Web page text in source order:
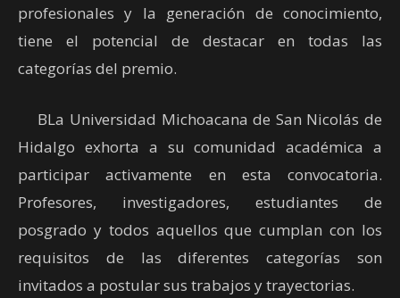
profesionales y la generación de conocimiento,
tiene el potencial de destacar en todas las
categorías del premio.
BLa Universidad Michoacana de San Nicolás de
Hidalgo exhorta a su comunidad académica a
participar activamente en esta convocatoria.
Profesores, investigadores, estudiantes de
posgrado y todos aquellos que cumplan con los
requisitos de las diferentes categorías son
invitados a postular sus trabajos y trayectorias.